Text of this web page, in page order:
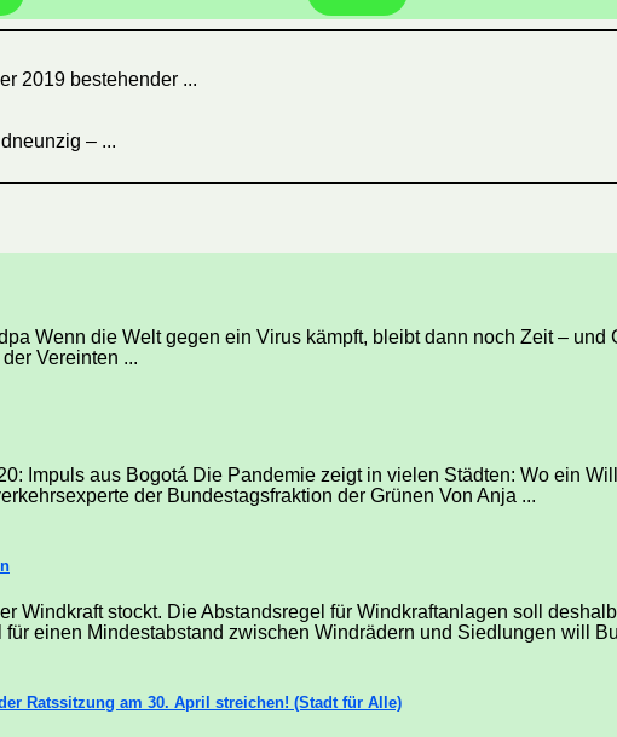
2019 bestehender ...
– ...
Wenn die Welt gegen ein Virus kämpft, bleibt dann noch Zeit –
Vereinten ...
Impuls aus Bogotá Die Pandemie zeigt in vielen Städten: Wo ein
der Bundestagsfraktion der Grünen Von Anja ...
Windkraft stockt. Die Abstandsregel für Windkraftanlagen soll
einen Mindestabstand zwischen Windrädern und Siedlungen will
Ratssitzung am 30. April streichen! (Stadt für Alle)